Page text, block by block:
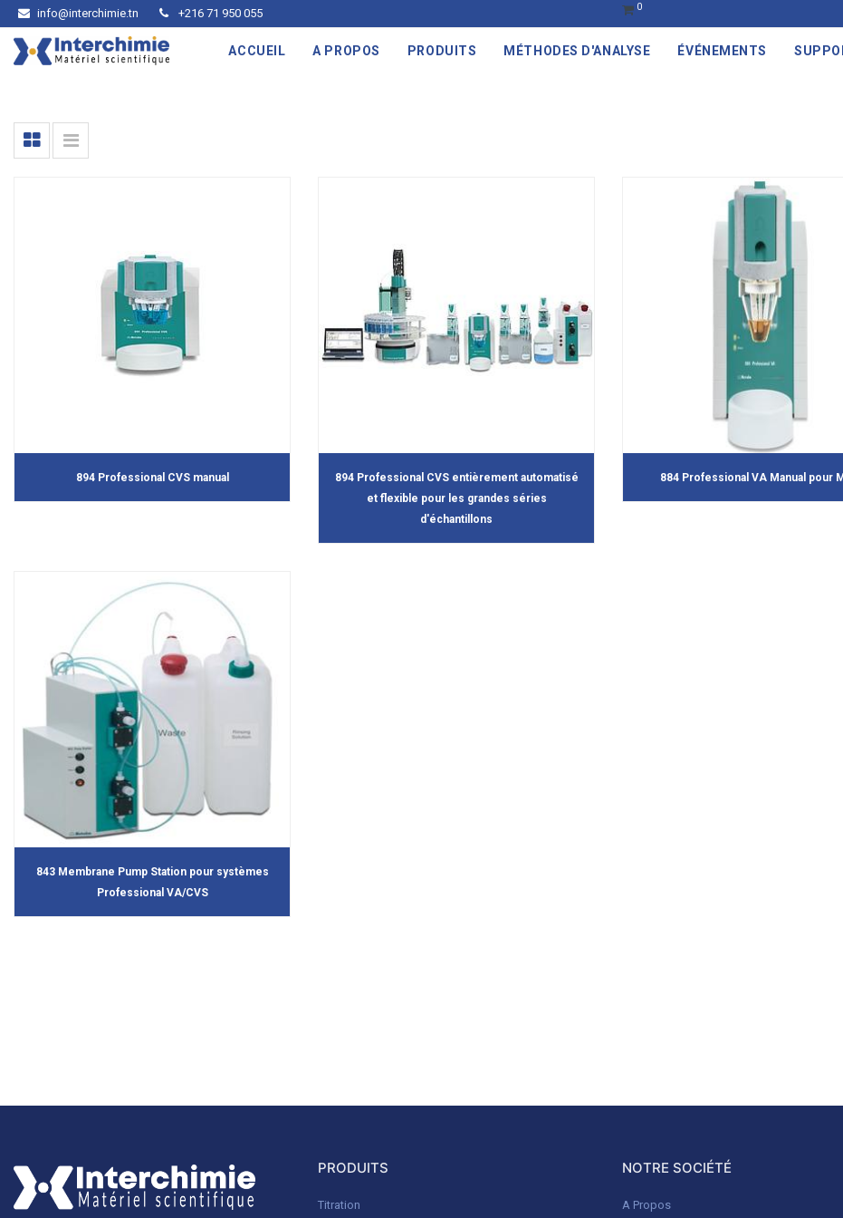
info@interchimie.tn +216 71 950 055 0
ACCUEIL A PROPOS PRODUITS MÉTHODES D'ANALYSE ÉVÉNEMENTS
894 Professional CVS manual
894 Professional CVS entièrement automatisé
et flexible pour les grandes séries
d'échantillons
884 Professional VA Manual pour
843 Membrane Pump Station pour systèmes
Professional VA/CVS
PRODUITS
Titration
NOTRE SOCIÉTÉ
A Propos